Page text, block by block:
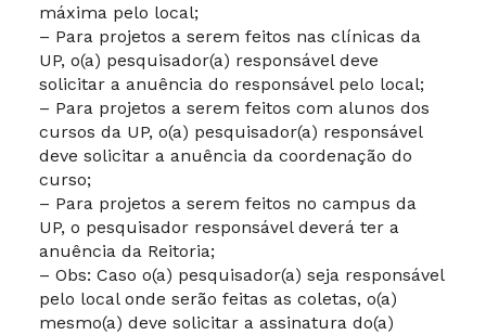
máxima pelo local;
– Para projetos a serem feitos nas clínicas da
UP, o(a) pesquisador(a) responsável deve
solicitar a anuência do responsável pelo local;
– Para projetos a serem feitos com alunos dos
cursos da UP, o(a) pesquisador(a) responsável
deve solicitar a anuência da coordenação do
curso;
– Para projetos a serem feitos no campus da
UP, o pesquisador responsável deverá ter a
anuência da Reitoria;
– Obs: Caso o(a) pesquisador(a) seja responsável
pelo local onde serão feitas as coletas, o(a)
mesmo(a) deve solicitar a assinatura do(a)